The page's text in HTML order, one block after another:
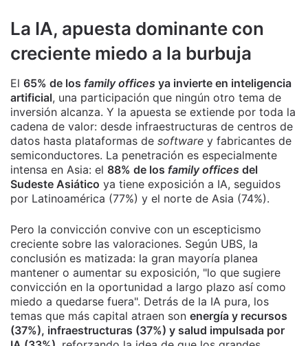
La IA, apuesta dominante con
creciente miedo a la burbuja
El 65% de los family offices ya invierte en inteligencia
artificial, una participación que ningún otro tema de
inversión alcanza. Y la apuesta se extiende por toda la
cadena de valor: desde infraestructuras de centros de
datos hasta plataformas de software y fabricantes de
semiconductores. La penetración es especialmente
intensa en Asia: el 88% de los family offices del
Sudeste Asiático ya tiene exposición a IA, seguidos
por Latinoamérica (77%) y el norte de Asia (74%).
Pero la convicción convive con un escepticismo
creciente sobre las valoraciones. Según UBS, la
conclusión es matizada: la gran mayoría planea
mantener o aumentar su exposición, "lo que sugiere
convicción en la oportunidad a largo plazo así como
miedo a quedarse fuera". Detrás de la IA pura, los
temas que más capital atraen son energía y recursos
(37%), infraestructuras (37%) y salud impulsada por